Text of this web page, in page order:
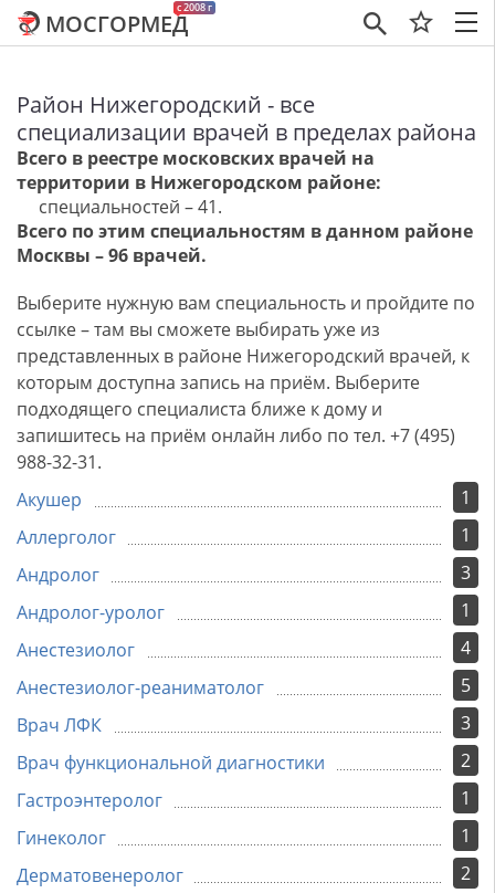
×
c 2008 г
МОСГОРМЕД
Район Нижегородский - все
специализации врачей в пределах района
Всего в реестре московских врачей на
территории в Нижегородском районе:
специальностей – 41.
Всего по этим специальностям в данном районе
Москвы – 96 врачей.
Выберите нужную вам специальность и пройдите по
ссылке – там вы сможете выбирать уже из
представленных в районе Нижегородский врачей, к
которым доступна запись на приём. Выберите
подходящего специалиста ближе к дому и
запишитесь на приём онлайн либо по тел. +7 (495)
988-32-31.
1
Акушер
1
Аллерголог
3
Андролог
1
Андролог-уролог
4
Анестезиолог
5
Анестезиолог-реаниматолог
3
Врач ЛФК
2
Врач функциональной диагностики
1
Гастроэнтеролог
1
Гинеколог
2
Дерматовенеролог